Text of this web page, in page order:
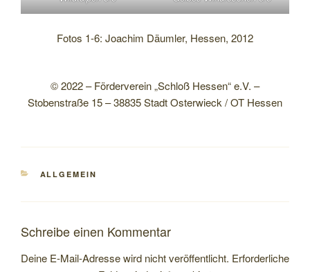
Fotos 1-6: Joachim Däumler, Hessen, 2012
© 2022 – Förderverein „Schloß Hessen“ e.V. –
Stobenstraße 15 – 38835 Stadt Osterwieck / OT Hessen
KATEGORIEN
ALLGEMEIN
Schreibe einen Kommentar
Deine E-Mail-Adresse wird nicht veröffentlicht. Erforderliche